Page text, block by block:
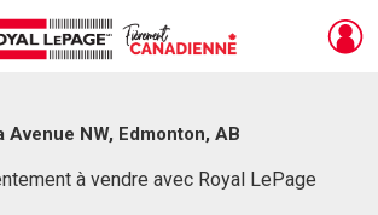
Avenue NW, Edmonton, AB
à vendre avec Royal LePage